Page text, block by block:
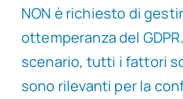
NON è richiesto di
ottemperanza del
scenario, tutti i fattori
sono rilevanti per la